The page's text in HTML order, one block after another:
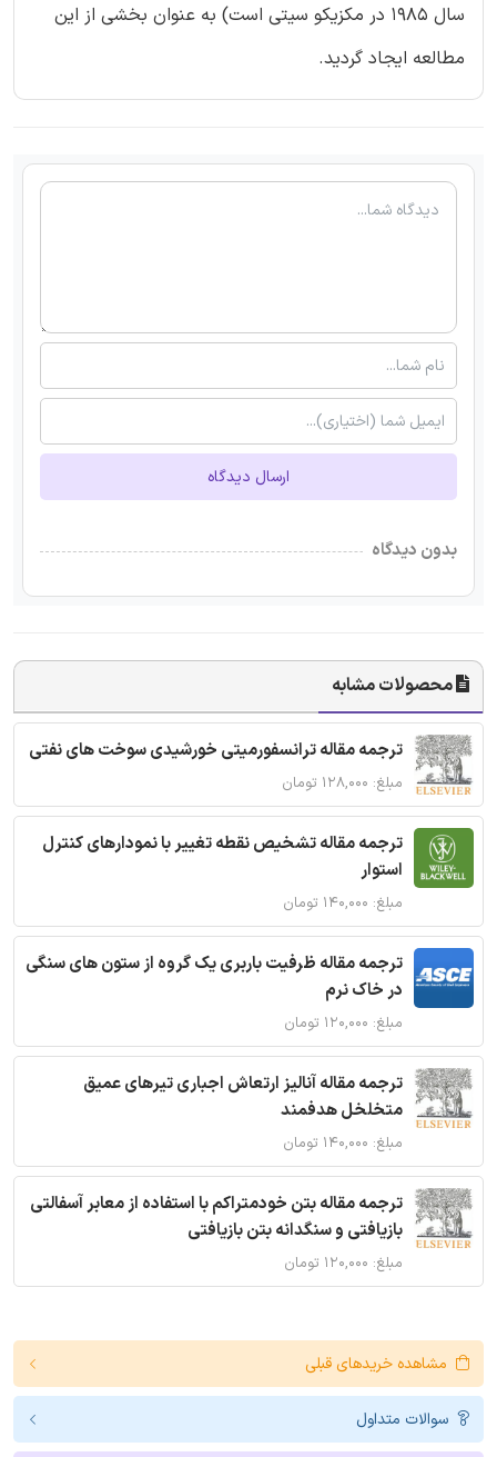
سال 1985 در مکزیکو سیتی است) به عنوان بخشی از این
مطالعه ایجاد گردید.
ارسال دیدگاه
بدون دیدگاه
محصولات مشابه
ترجمه مقاله ترانسفورمیتی خورشیدی سوخت های نفتی
مبلغ: ۱۲۸,۰۰۰ تومان
ترجمه مقاله تشخیص نقطه تغییر با نمودارهای کنترل
استوار
مبلغ: ۱۴۰,۰۰۰ تومان
ترجمه مقاله ظرفیت باربری یک گروه از ستون های سنگی
در خاک نرم
مبلغ: ۱۲۰,۰۰۰ تومان
ترجمه مقاله آنالیز ارتعاش اجباری تیرهای عمیق
متخلخل هدفمند
مبلغ: ۱۴۰,۰۰۰ تومان
ترجمه مقاله بتن خودمتراکم با استفاده از معابر آسفالتی
بازیافتی و سنگدانه بتن بازیافتی
مبلغ: ۱۲۰,۰۰۰ تومان
مشاهده خریدهای قبلی
سوالات متداول